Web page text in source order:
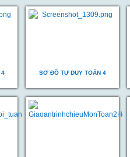
4 SƠ ĐỒ TƯ DUY TOÁN 4